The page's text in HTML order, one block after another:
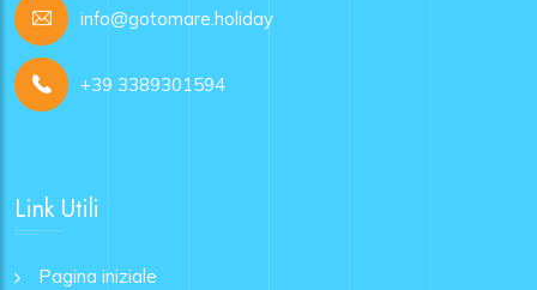
info@gotomare.holiday
+39 3389301594
Link Utili
Pagina iniziale